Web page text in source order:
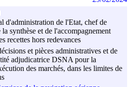
d'administration de l'Etat, chef de
la synthèse et de l'accompagnement
recettes hors redevances
et pièces administratives et de
adjudicatrice DSNA pour la
des marchés, dans les limites de